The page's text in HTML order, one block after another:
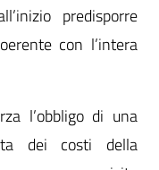
predisporre
con l’intera
l’obbligo di una
dei costi della